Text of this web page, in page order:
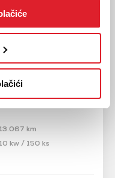
km
kw / 150 ks